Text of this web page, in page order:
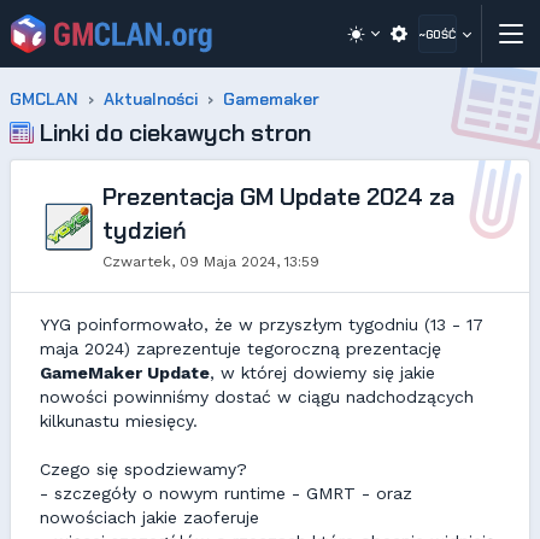
~GOŚĆ
GMCLAN Aktualności Gamemaker
Linki do ciekawych stron
Prezentacja GM Update 2024 za
tydzień
Czwartek, 09 Maja 2024, 13:59
YYG poinformowało, że w przyszłym tygodniu (13 - 17
maja 2024) zaprezentuje tegoroczną prezentację
GameMaker Update, w której dowiemy się jakie
nowości powinniśmy dostać w ciągu nadchodzących
kilkunastu miesięcy.
Czego się spodziewamy?
- szczegóły o nowym runtime - GMRT - oraz
nowościach jakie zaoferuje